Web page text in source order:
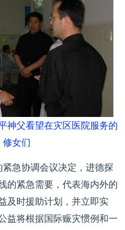
神父看望在灾区医院服务的
修女们
急协调会议决定，进德探
的紧急需要，代表海内外的
及时援助计划，并立即实
益将根据国际赈灾惯例和一